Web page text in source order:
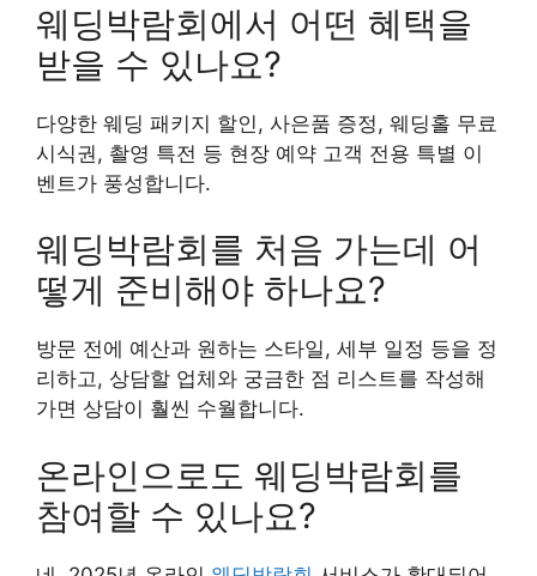
웨딩박람회에서 어떤 혜택을
받을 수 있나요?
다양한 웨딩 패키지 할인, 사은품 증정, 웨딩홀 무료
시식권, 촬영 특전 등 현장 예약 고객 전용 특별 이
벤트가 풍성합니다.
웨딩박람회를 처음 가는데 어
떻게 준비해야 하나요?
방문 전에 예산과 원하는 스타일, 세부 일정 등을 정
리하고, 상담할 업체와 궁금한 점 리스트를 작성해
가면 상담이 훨씬 수월합니다.
온라인으로도 웨딩박람회를
참여할 수 있나요?